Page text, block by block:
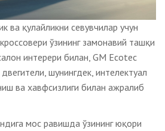
ва қулайликни севувчилар учун
ўзининг замонавий ташқи
интерери билан, GM Ecotec
шунингдек, интелектуал
ва хавфсизлиги билан ажралиб
мос равишда ўзининг юқори